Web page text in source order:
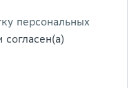
персональных